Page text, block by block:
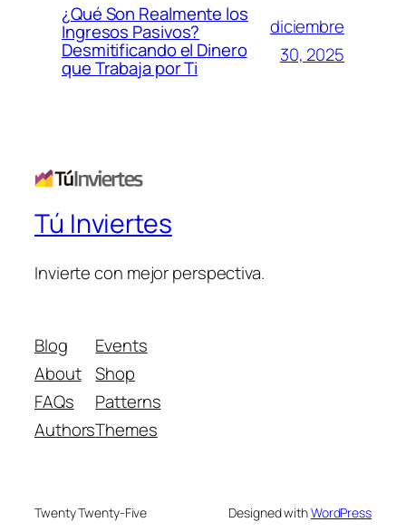
¿Qué Son Realmente los
Ingresos Pasivos?
Desmitificando el Dinero
que Trabaja por Ti
diciembre
30, 2025
Tú Inviertes
Invierte con mejor perspectiva.
Blog
About
FAQs
Authors
Events
Shop
Patterns
Themes
Twenty Twenty-Five Designed withWordPress